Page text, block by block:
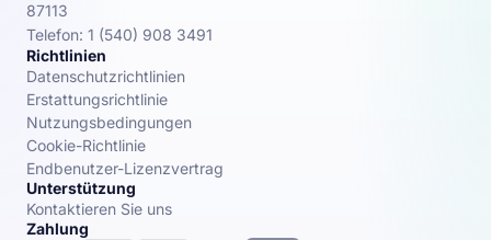
87113
Telefon: 1 (540) 908 3491
Richtlinien
Datenschutzrichtlinien
Erstattungsrichtlinie
Nutzungsbedingungen
Cookie-Richtlinie
Endbenutzer-Lizenzvertrag
Unterstützung
Kontaktieren Sie uns
Zahlung